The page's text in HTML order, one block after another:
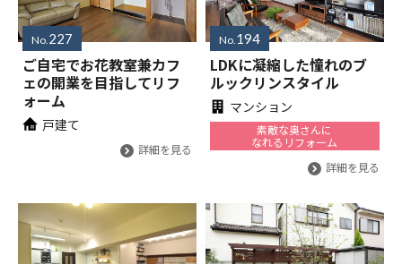
No. 227
ご自宅でお花教室兼カフ
ェの開業を目指してリフ
ォーム
戸建て
詳細を見る
No. 194
LDKに凝縮した憧れのブ
ルックリンスタイル
マンション
素敵な奥さんに
なれるリフォーム
詳細を見る